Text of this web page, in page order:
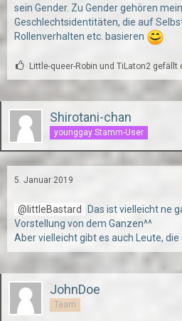
sein Gender. Zu Gender gehören
Geschlechtsidentitäten, die auf
Rollenverhalten etc. basieren
Little-queer-Robin und TiLaton2 gefällt
Shirotani-chan
younggay Stamm-User
5. Januar 2019
littleBastard Das ist vielleicht ne
Vorstellung von dem Ganzen^^
Aber vielleicht gibt es auch Leute,
JohnDoe
Team